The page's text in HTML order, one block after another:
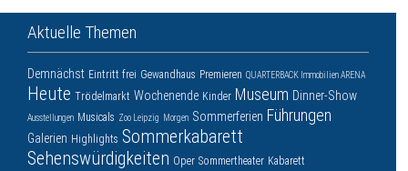
Aktuelle Themen
Demnächst Eintritt frei Gewandhaus Premieren QUARTERBACK Immobilien ARENA
Heute Trödelmarkt Wochenende Kinder Museum Dinner-Show
Ausstellungen Musicals Zoo Leipzig Morgen Sommerferien Führungen
Galerien Highlights Sommerkabarett
Sehenswürdigkeiten Oper Sommertheater Kabarett